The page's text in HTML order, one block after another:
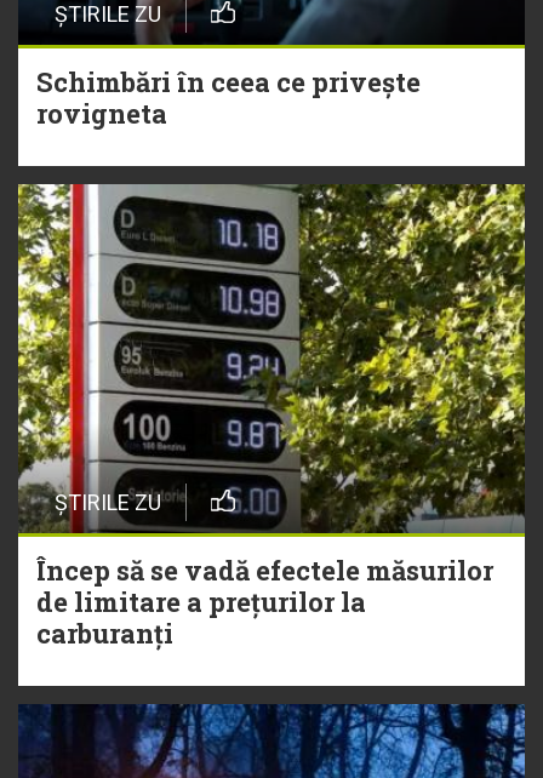
ȘTIRILE ZU
Schimbări în ceea ce privește
rovigneta
ȘTIRILE ZU
Încep să se vadă efectele măsurilor
de limitare a prețurilor la
carburanți